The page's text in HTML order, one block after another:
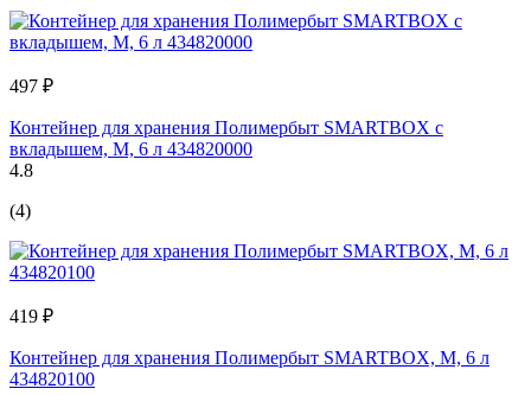
497 ₽
Контейнер для хранения Полимербыт SMARTBOX с
вкладышем, М, 6 л 434820000
4.8
(4)
419 ₽
Контейнер для хранения Полимербыт SMARTBOX, М, 6 л
434820100